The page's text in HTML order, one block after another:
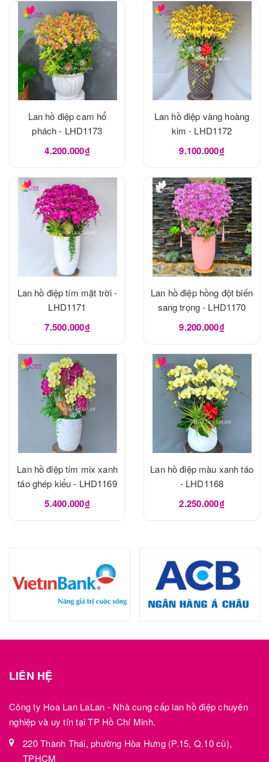
Lan hồ điệp cam hổ
phách - LHD1173
4.200.000₫
Lan hồ điệp vàng hoàng
kim - LHD1172
9.100.000₫
Lan hồ điệp tím mặt trời -
LHD1171
7.500.000₫
Lan hồ điệp hồng đột biến
sang trọng - LHD1170
9.200.000₫
Lan hồ điệp tím mix xanh
táo ghép kiểu - LHD1169
5.400.000₫
Lan hồ điệp màu xanh táo
- LHD1168
2.250.000₫
LIÊN HỆ
Công ty Hoa Lan LaLan - Nhà cung cấp lan hồ điệp chuyên
nghiệp và uy tín tại TP Hồ Chí Minh.
220 Thành Thái, phường Hòa Hưng (P.15, Q.10 cũ),
TPHCM